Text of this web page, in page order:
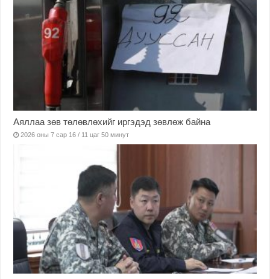
Аяллаа зөв төлөвлөхийг иргэдэд зөвлөж байна
2026 оны 7 сар 16 / 11 цаг 50 минут